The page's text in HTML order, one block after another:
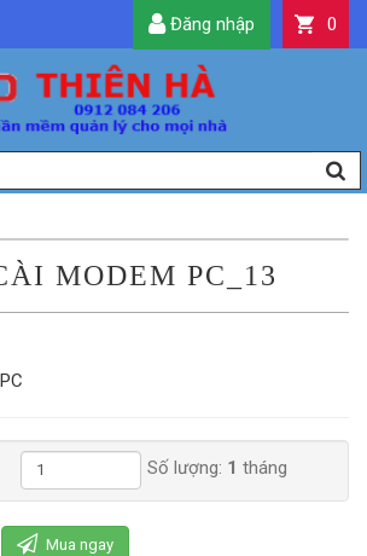
0
Đăng nhập
MODEM PC_13
Số lượng: 1 tháng
Mua ngay